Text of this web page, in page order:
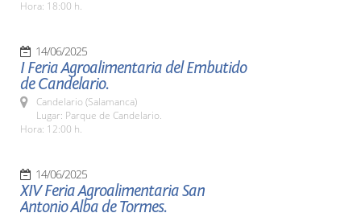
Hora: 18:00 h.
14/06/2025
I Feria Agroalimentaria del Embutido
de Candelario.
Candelario (Salamanca)
Lugar: Parque de Candelario.
Hora: 12:00 h.
14/06/2025
XIV Feria Agroalimentaria San
Antonio Alba de Tormes.